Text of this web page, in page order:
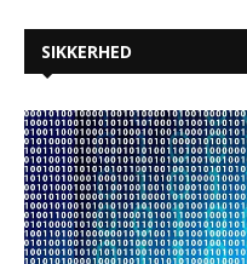
SIKKERHED